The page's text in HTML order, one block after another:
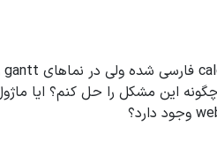
این مشکل را حل کنم؟ ایا